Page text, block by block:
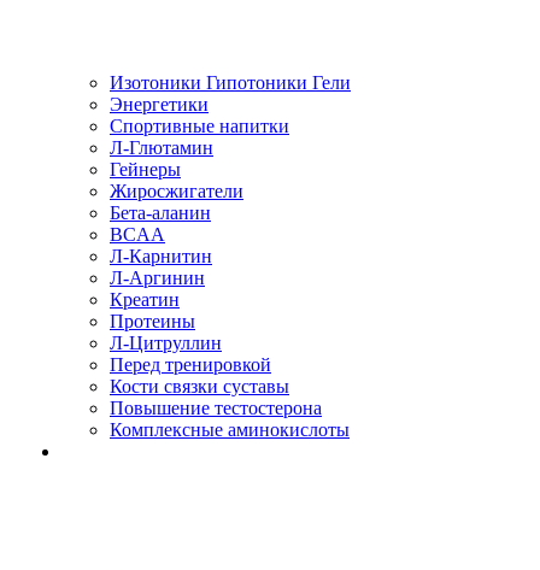
Изотоники Гипотоники Гели
Энергетики
Спортивные напитки
Л-Глютамин
Гейнеры
Жиросжигатели
Бета-аланин
BCAA
Л-Карнитин
Л-Аргинин
Креатин
Протеины
Л-Цитруллин
Перед тренировкой
Кости связки суставы
Повышение тестостерона
Комплексные аминокислоты